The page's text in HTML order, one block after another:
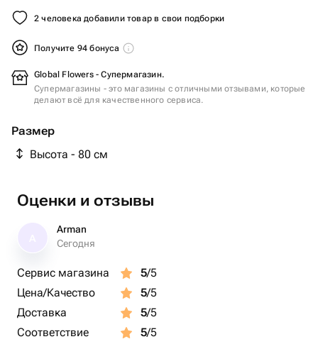
2 человека добавили товар в свои подборки
Получите 94 бонуса
Global Flowers - Супермагазин.
Супермагазины - это магазины с отличными отзывами, которые
делают всё для качественного сервиса.
Размер
Высота - 80 см
Оценки и отзывы
Arman
Сегодня
Сервис магазина 5/5
Цена/Качество
5/5
Доставка
5/5
Соответствие
5/5